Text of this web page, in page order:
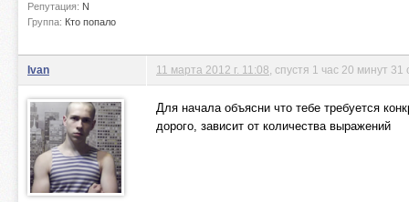
Репутация: N
Группа: Кто попало
Ivan 11 марта 2012 г. 11:08 , спустя 1 час 20 минут 31
Для начала объясни что тебе требуется
дорого, зависит от количества выражений